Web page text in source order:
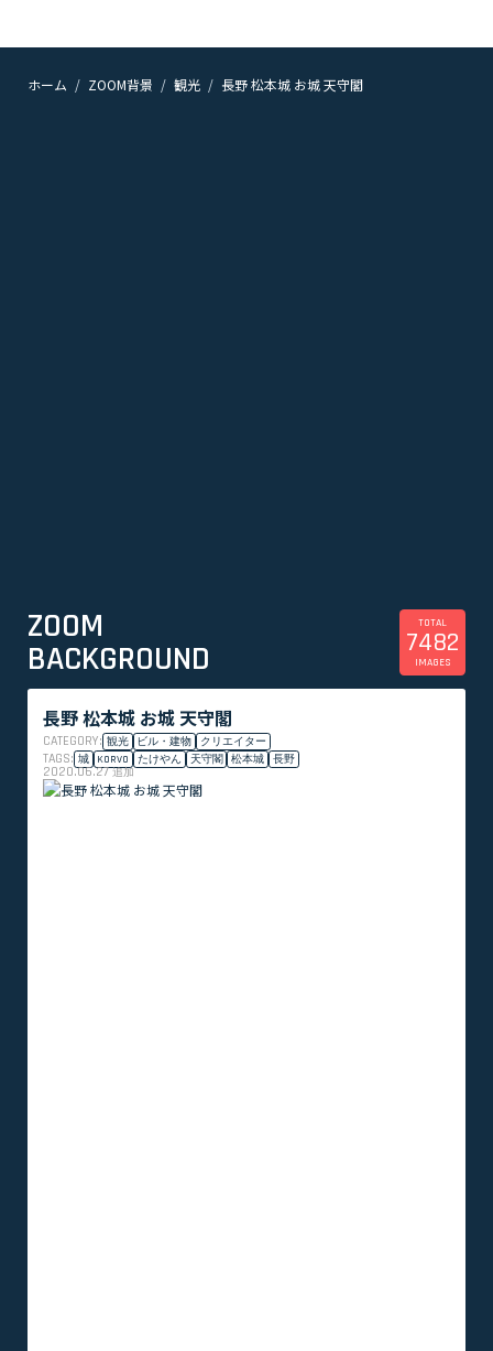
ホーム ZOOM背景 観光 長野 松本城 お城 天守閣
ZOOM
BACKGROUND
TOTAL
7482
IMAGES
長野 松本城 お城 天守閣
CATEGORY: 観光 ビル・建物 クリエイター
TAGS: 城 KORVO たけやん 天守閣 松本城 長野
2020.06.27追加